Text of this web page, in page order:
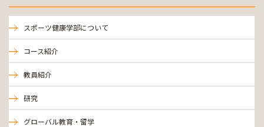
スポーツ健康学部について
コース紹介
教員紹介
研究
グローバル教育・留学